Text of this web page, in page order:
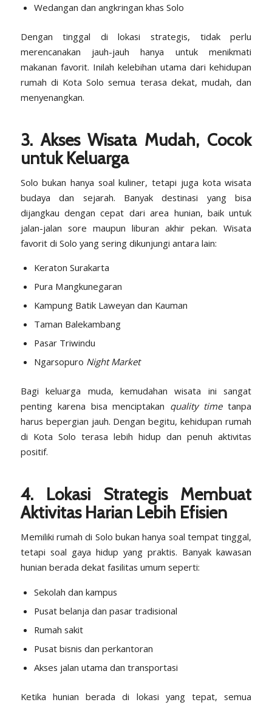
Wedangan dan angkringan khas Solo
Dengan tinggal di lokasi strategis, tidak perlu
merencanakan jauh-jauh hanya untuk menikmati
makanan favorit. Inilah kelebihan utama dari kehidupan
rumah di Kota Solo semua terasa dekat, mudah, dan
menyenangkan.
3. Akses Wisata Mudah, Cocok
untuk Keluarga
Solo bukan hanya soal kuliner, tetapi juga kota wisata
budaya dan sejarah. Banyak destinasi yang bisa
dijangkau dengan cepat dari area hunian, baik untuk
jalan-jalan sore maupun liburan akhir pekan. Wisata
favorit di Solo yang sering dikunjungi antara lain:
Keraton Surakarta
Pura Mangkunegaran
Kampung Batik Laweyan dan Kauman
Taman Balekambang
Pasar Triwindu
Ngarsopuro Night Market
Bagi keluarga muda, kemudahan wisata ini sangat
penting karena bisa menciptakan quality timetanpa
harus bepergian jauh. Dengan begitu, kehidupan rumah
di Kota Solo terasa lebih hidup dan penuh aktivitas
positif.
4. Lokasi Strategis Membuat
Aktivitas Harian Lebih Efisien
Memiliki rumah di Solo bukan hanya soal tempat tinggal,
tetapi soal gaya hidup yang praktis. Banyak kawasan
hunian berada dekat fasilitas umum seperti:
Sekolah dan kampus
Pusat belanja dan pasar tradisional
Rumah sakit
Pusat bisnis dan perkantoran
Akses jalan utama dan transportasi
Ketika hunian berada di lokasi yang tepat, semua